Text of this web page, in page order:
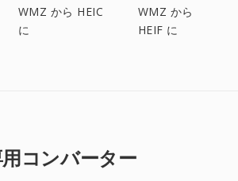
WMZ から HEIC
に
WMZ から
HEIF に
コンバーター